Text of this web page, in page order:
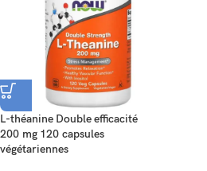
L-théanine Double efficacité
200 mg 120 capsules
végétariennes